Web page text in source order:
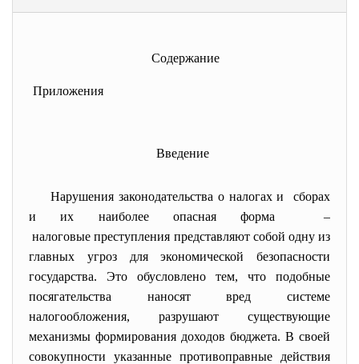
Содержание
Приложения
Введение
Нарушения законодательства о налогах и сборах
и их наиболее опасная форма –
налоговые преступления представляют собой одну из
главных угроз для экономической безопасности
государства. Это обусловлено тем, что подобные
посягательства наносят вред системе
налогообложения, разрушают существующие
механизмы формирования доходов бюджета. В своей
совокупности указанные противоправные действия